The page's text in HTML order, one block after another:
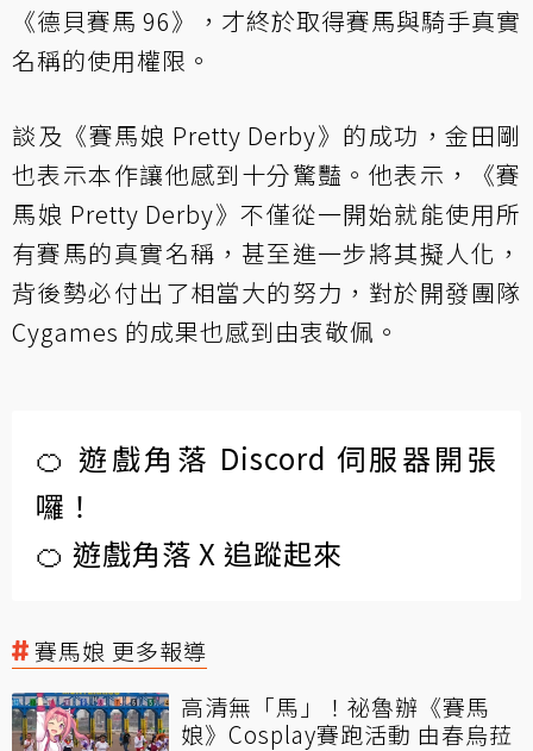
《德貝賽馬 96》，才終於取得賽馬與騎手真實
名稱的使用權限。
談及《賽馬娘 Pretty Derby》的成功，金田剛
也表示本作讓他感到十分驚豔。他表示，《賽
馬娘 Pretty Derby》不僅從一開始就能使用所
有賽馬的真實名稱，甚至進一步將其擬人化，
背後勢必付出了相當大的努力，對於開發團隊
Cygames 的成果也感到由衷敬佩。
🍊 遊戲角落 Discord 伺服器開張
囉！
🍊 遊戲角落 X 追蹤起來
賽馬娘 更多報導
高清無「馬」！祕魯辦《賽馬
娘》Cosplay賽跑活動 由春烏菈